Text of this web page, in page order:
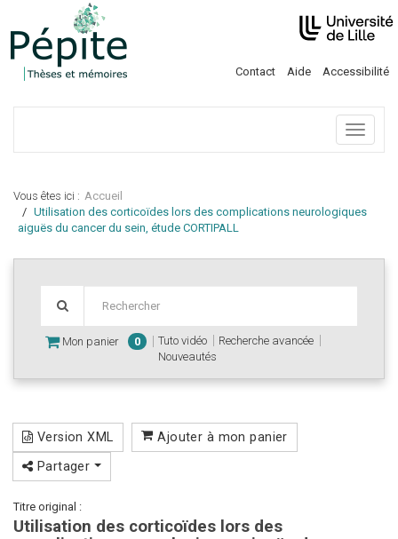
Contact Aide Accessibilité
Menu
Vous êtes ici : Accueil
Utilisation des corticoïdes lors des complications neurologiques
aiguës du cancer du sein, étude CORTIPALL
Mon panier 0 Tuto vidéo
Recherche avancée
Nouveautés
Version XML Ajouter à mon panier
Partager
Titre original :
Utilisation des corticoïdes lors des